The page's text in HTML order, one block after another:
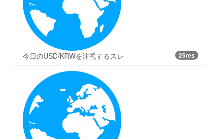
今日のUSD/KRWを注視するスレ 25res